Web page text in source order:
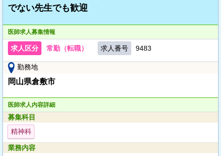
でない先生でも歓迎
医師求人募集情報
求人区分 常勤（転職） 求人番号 9483
勤務地
岡山県倉敷市
医師求人内容詳細
募集科目
精神科
業務内容